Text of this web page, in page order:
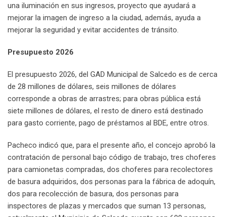
una iluminación en sus ingresos, proyecto que ayudará a
mejorar la imagen de ingreso a la ciudad, además, ayuda a
mejorar la seguridad y evitar accidentes de tránsito.
Presupuesto 2026
El presupuesto 2026, del GAD Municipal de Salcedo es de cerca
de 28 millones de dólares, seis millones de dólares
corresponde a obras de arrastres; para obras pública está
siete millones de dólares, el resto de dinero está destinado
para gasto corriente, pago de préstamos al BDE, entre otros.
Pacheco indicó que, para el presente año, el concejo aprobó la
contratación de personal bajo código de trabajo, tres choferes
para camionetas compradas, dos choferes para recolectores
de basura adquiridos, dos personas para la fábrica de adoquín,
dos para recolección de basura, dos personas para
inspectores de plazas y mercados que suman 13 personas,